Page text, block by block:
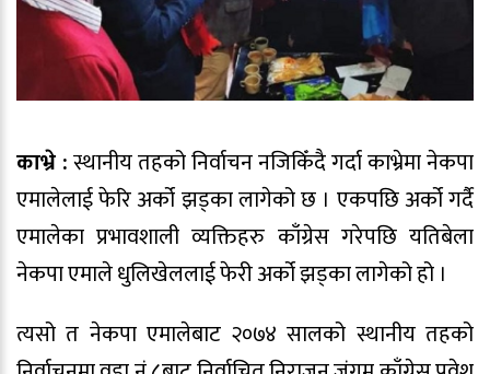
काभ्रे :स्थानीय तहको निर्वाचन नजिकिँदै गर्दा काभ्रेमा नेकपा
एमालेलाई फेरि अर्को झड्का लागेको छ । एकपछि अर्को गर्दै
एमालेका प्रभावशाली व्यक्तिहरु काँग्रेस गरेपछि यतिबेला
नेकपा एमाले धुलिखेललाई फेरी अर्को झड्का लागेको हो ।
त्यसो त नेकपा एमालेबाट २०७४ सालको स्थानीय तहको